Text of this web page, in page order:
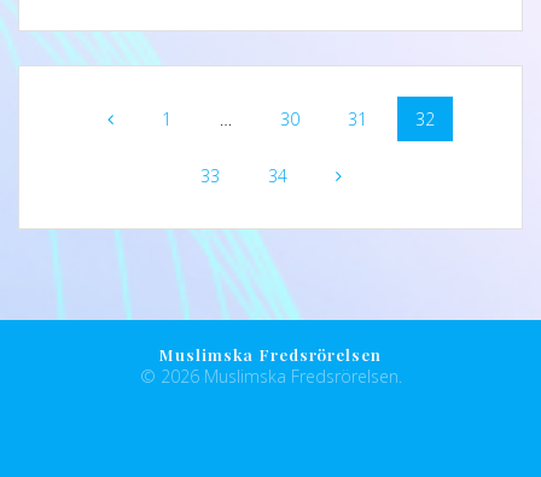
1 … 30 31 32
33 34
Muslimska Fredsrörelsen
© 2026 Muslimska Fredsrörelsen.